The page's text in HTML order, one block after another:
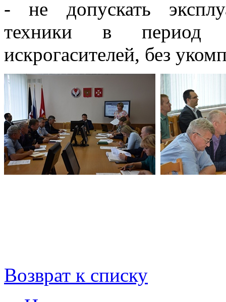
- не допускать
техники в период
искрогасителей, без
Возврат к списку